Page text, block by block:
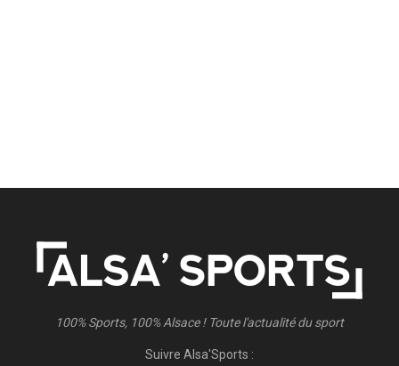
100% Sports, 100% Alsace ! Toute l'actualité du sport
Suivre Alsa'Sports :